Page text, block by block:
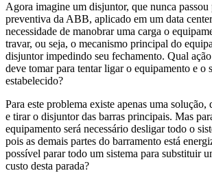
Agora imagine um disjuntor, que nunca passou
preventiva da ABB, aplicado em um data
necessidade de manobrar uma carga o
travar, ou seja, o mecanismo principal do
disjuntor impedindo seu fechamento. Qual
deve tomar para tentar ligar o equipamento e o
estabelecido?
Para este problema existe apenas uma
e tirar o disjuntor das barras principais. Mas
equipamento será necessário desligar todo o
pois as demais partes do barramento está
possível parar todo um sistema para substituir
custo desta parada?